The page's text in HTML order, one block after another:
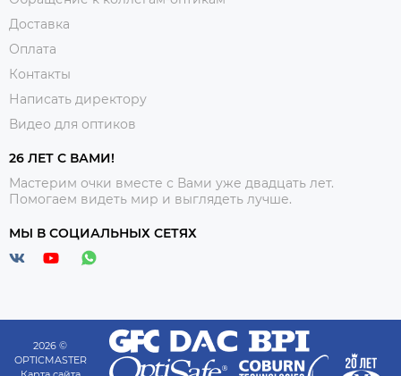
Доставка
Оплата
Контакты
Написать директору
Видео для оптиков
26 ЛЕТ С ВАМИ!
Мастерим очки вместе с Вами уже двадцать лет.
Помогаем видеть мир и выглядеть лучше.
МЫ В СОЦИАЛЬНЫХ СЕТЯХ
2026 ©
OPTICMASTER